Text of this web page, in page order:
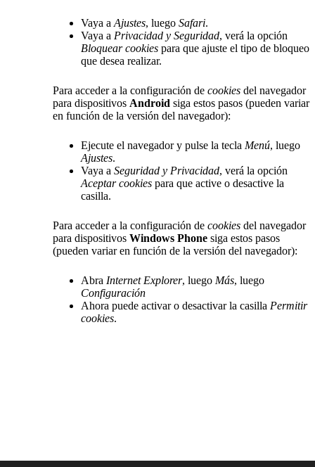
Vaya a Ajustes, luego Safari.
Vaya a Privacidad y Seguridad, verá la opción
Bloquear cookies para que ajuste el tipo de bloqueo
que desea realizar.
Para acceder a la configuración de cookies del navegador
para dispositivos Android siga estos pasos (pueden variar
en función de la versión del navegador):
Ejecute el navegador y pulse la tecla Menú, luego
Ajustes.
Vaya a Seguridad y Privacidad, verá la opción
Aceptar cookies para que active o desactive la
casilla.
Para acceder a la configuración de cookies del navegador
para dispositivos Windows Phone siga estos pasos
(pueden variar en función de la versión del navegador):
Abra Internet Explorer, luego Más, luego
Configuración
Ahora puede activar o desactivar la casilla Permitir
cookies.